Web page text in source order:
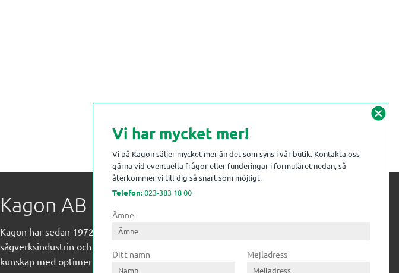
Kagon AB
Kagon har sedan 1972 levererat kompetens till
sågverksindustrin och övrig industri. Till träindustrin tillför vi
kunskap med optimeringslösningar från timmerplanen hela
cancel
Vi har mycket mer!
Vi på Kagon säljer mycket mer än det som syns i vår butik. Kontakta oss
gärna vid eventuella frågor eller funderingar i formuläret nedan, så
återkommer vi till dig så snart som möjligt.
Telefon:023-383 18 00
Ämne
Ditt namn Mejladress